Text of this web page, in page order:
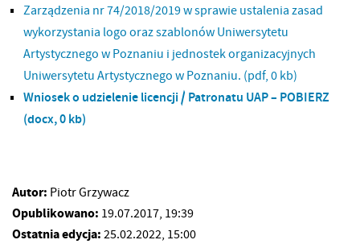
Zarządzenia nr 74/2018/2019 w sprawie ustalenia zasad
wykorzystania logo oraz szablonów Uniwersytetu
Artystycznego w Poznaniu i jednostek organizacyjnych
Uniwersytetu Artystycznego w Poznaniu. (pdf, 0 kb)
Wniosek o udzielenie licencji / Patronatu UAP – POBIERZ
(docx, 0 kb)
Autor: Piotr Grzywacz
Opublikowano: 19.07.2017, 19:39
Ostatnia edycja: 25.02.2022, 15:00